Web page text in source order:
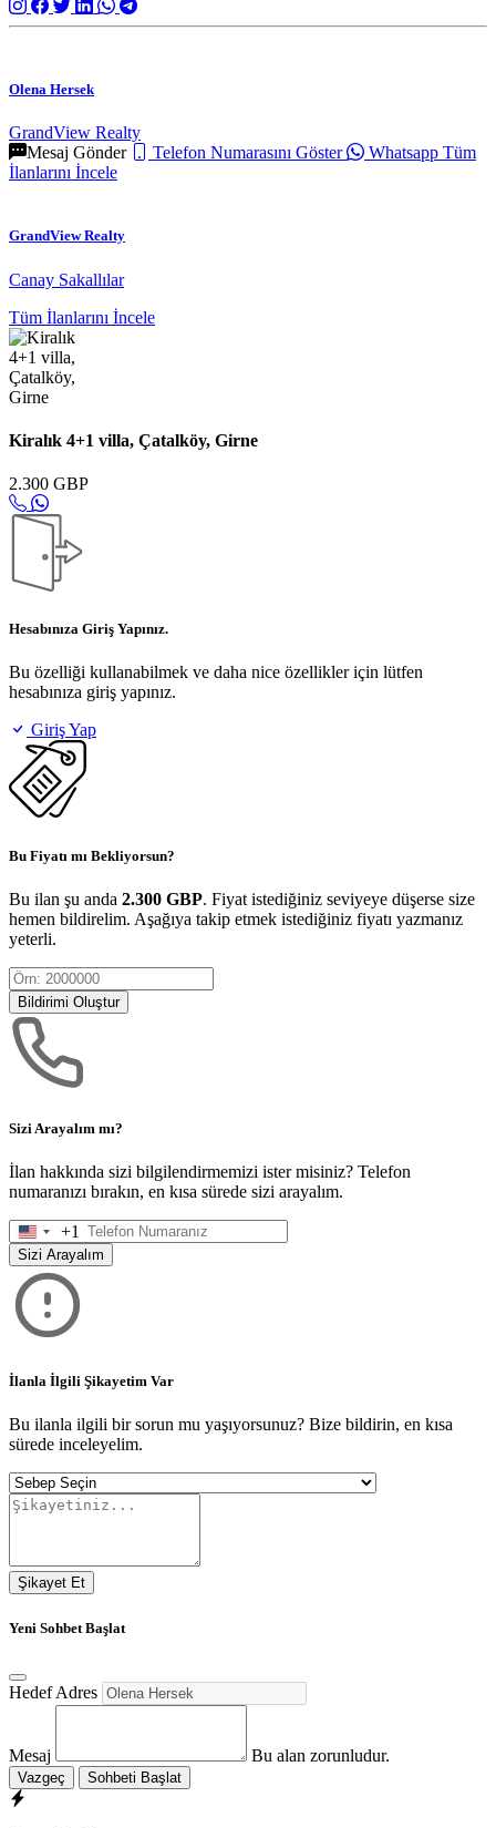
Olena Hersek
GrandView Realty
Mesaj Gönder
Telefon Numarasını Göster Whatsapp Tüm
İlanlarını İncele
GrandView Realty
Canay Sakallılar
Tüm İlanlarını İncele
Kiralık 4+1 villa, Çatalköy, Girne
2.300 GBP
Hesabınıza Giriş Yapınız.
Bu özelliği kullanabilmek ve daha nice özellikler için lütfen
hesabınıza giriş yapınız.
Giriş Yap
Bu Fiyatı mı Bekliyorsun?
Bu ilan şu anda 2.300 GBP. Fiyat istediğiniz seviyeye düşerse size
hemen bildirelim. Aşağıya takip etmek istediğiniz fiyatı yazmanız
yeterli.
Bildirimi Oluştur
Sizi Arayalım mı?
İlan hakkında sizi bilgilendirmemizi ister misiniz? Telefon
numaranızı bırakın, en kısa sürede sizi arayalım.
United
States
+1
+1
Sizi Arayalım
İlanla İlgili Şikayetim Var
Bu ilanla ilgili bir sorun mu yaşıyorsunuz? Bize bildirin, en kısa
sürede inceleyelim.
Şikayet Et
Yeni Sohbet Başlat
Hedef Adres
Mesaj Bu alan zorunludur.
Vazgeç Sohbeti Başlat